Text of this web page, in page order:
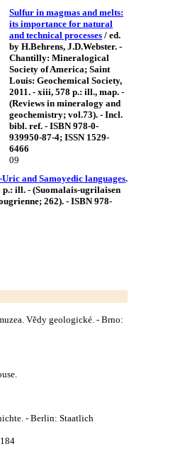
Sulfur in magmas and melts:
its importance for natural
and technical processes / ed.
by H.Behrens, J.D.Webster. -
Chantilly: Mineralogical
Society of America; Saint
Louis: Geochemical Society,
2011. - xiii, 578 p.: ill., map. -
(Reviews in mineralogy and
geochemistry; vol.73). - Incl.
bibl. ref. - ISBN 978-0-
939950-87-4; ISSN 1529-
6466
09
and Samoyedic languages.
p.: ill. - (Suomalais-ugrilaisen
262). - ISBN 978-
Vědy geologické. - Brno:
- Вerlin: Staatlich